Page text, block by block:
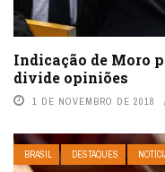
Indicação de Moro
divide opiniões
1 DE NOVEMBRO DE 2018
BRASIL DESTAQUES